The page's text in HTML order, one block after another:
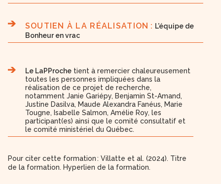
SOUTIEN À LA RÉALISATION : L’équipe de
Bonheur en vrac
Le LaPProchetient à remercier chaleureusement
toutes les personnes impliquées dans la
réalisation de ce projet de recherche,
notamment Janie Gariépy, Benjamin St-Amand,
Justine Dasilva, Maude Alexandra Fanéus, Marie
Tougne, Isabelle Salmon, Amélie Roy, les
participant(es) ainsi que le comité consultatif et
le comité ministériel du Québec.
Pour citer cette formation : Villatte et al. (2024). Titre
de la formation. Hyperlien de la formation.